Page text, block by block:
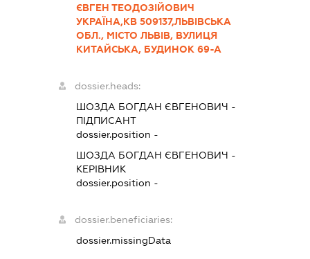
ЄВГЕН ТЕОДОЗІЙОВИЧ
УКРАЇНА,КВ 509137,ЛЬВІВСЬКА
ОБЛ., МІСТО ЛЬВІВ, ВУЛИЦЯ
КИТАЙСЬКА, БУДИНОК 69-А
dossier.heads:
ШОЗДА БОГДАН ЄВГЕНОВИЧ -
ПІДПИСАНТ
dossier.position -
ШОЗДА БОГДАН ЄВГЕНОВИЧ -
КЕРІВНИК
dossier.position -
dossier.beneficiaries:
dossier.missingData